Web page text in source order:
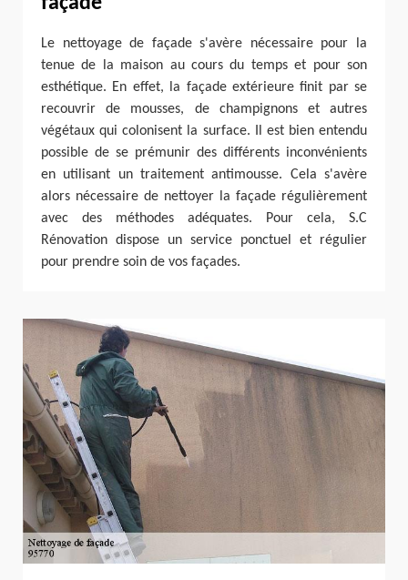
Le nettoyage de façade s'avère nécessaire pour la
tenue de la maison au cours du temps et pour son
esthétique. En effet, la façade extérieure finit par se
recouvrir de mousses, de champignons et autres
végétaux qui colonisent la surface. Il est bien entendu
possible de se prémunir des différents inconvénients
en utilisant un traitement antimousse. Cela s'avère
alors nécessaire de nettoyer la façade régulièrement
avec des méthodes adéquates. Pour cela, S.C
Rénovation dispose un service ponctuel et régulier
pour prendre soin de vos façades.